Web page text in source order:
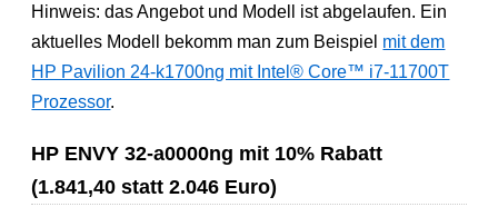
Hinweis: das Angebot und Modell ist abgelaufen. Ein
aktuelles Modell bekomm man zum Beispiel mit dem
HP Pavilion 24-k1700ng mit Intel® Core™ i7-11700T
Prozessor.
HP ENVY 32-a0000ng mit 10% Rabatt
(1.841,40 statt 2.046 Euro)